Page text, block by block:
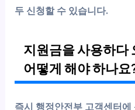
두 신청할 수 있습니다.
지원금을 사용하다
어떻게 해야 하나요
즉시 행정안전부 고객센터